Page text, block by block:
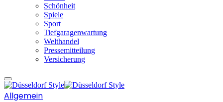
Schönheit
Spiele
Sport
Tiefgaragenwartung
Welthandel
Pressemitteilung
Versicherung
Allgemein